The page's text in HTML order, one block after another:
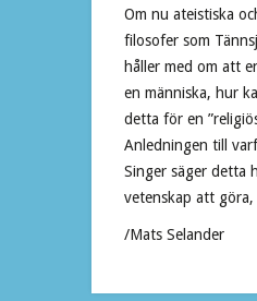
Om nu ateistiska
filosofer som
håller med om att
en människa, hur
detta för en
Anledningen till
Singer säger detta
vetenskap att
/Mats Selander